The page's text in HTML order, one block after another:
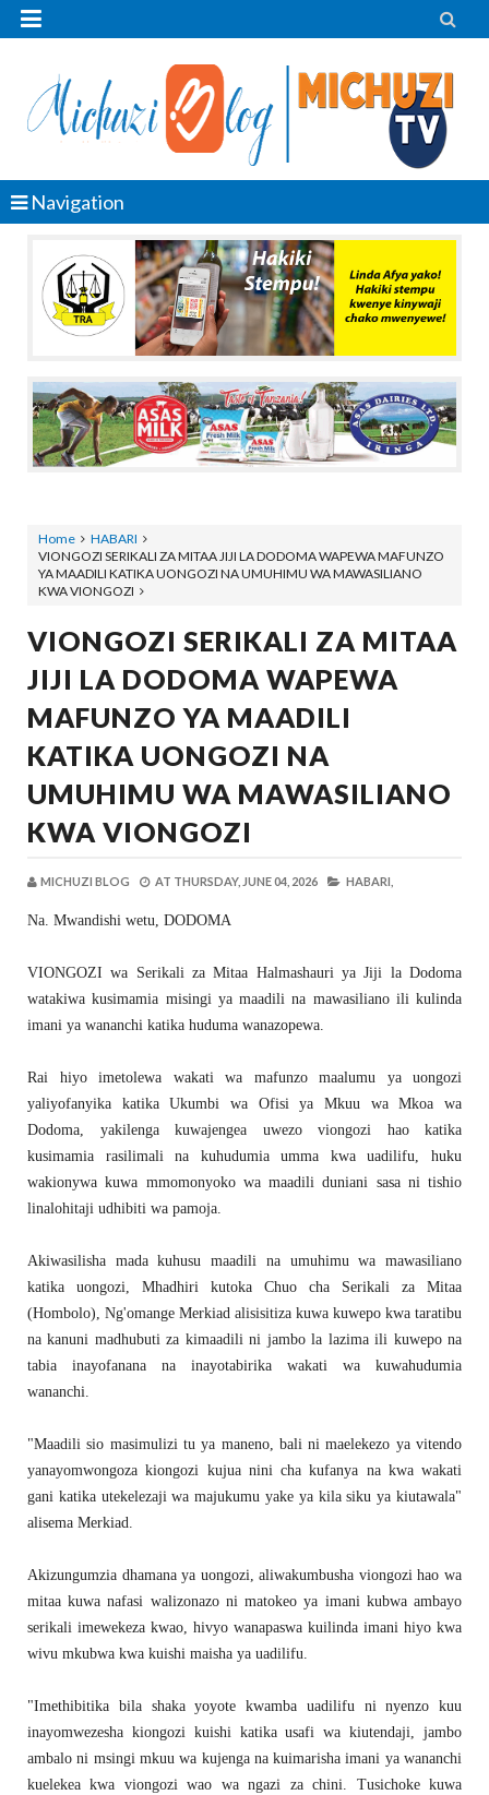
 
Navigation
Home
HABARI
VIONGOZI SERIKALI ZA MITAA JIJI LA DODOMA WAPEWA MAFUNZO
YA MAADILI KATIKA UONGOZI NA UMUHIMU WA MAWASILIANO
KWA VIONGOZI
VIONGOZI SERIKALI ZA MITAA
JIJI LA DODOMA WAPEWA
MAFUNZO YA MAADILI
KATIKA UONGOZI NA
UMUHIMU WA MAWASILIANO
KWA VIONGOZI
MICHUZI BLOG AT THURSDAY, JUNE 04, 2026 HABARI,
Na. Mwandishi wetu, DODOMA
VIONGOZI wa Serikali za Mitaa Halmashauri ya Jiji la Dodoma
watakiwa kusimamia misingi ya maadili na mawasiliano ili kulinda
imani ya wananchi katika huduma wanazopewa.
Rai hiyo imetolewa wakati wa mafunzo maalumu ya uongozi
yaliyofanyika katika Ukumbi wa Ofisi ya Mkuu wa Mkoa wa
Dodoma, yakilenga kuwajengea uwezo viongozi hao katika
kusimamia rasilimali na kuhudumia umma kwa uadilifu, huku
wakionywa kuwa mmomonyoko wa maadili duniani sasa ni tishio
linalohitaji udhibiti wa pamoja.
Akiwasilisha mada kuhusu maadili na umuhimu wa mawasiliano
katika uongozi, Mhadhiri kutoka Chuo cha Serikali za Mitaa
(Hombolo), Ng'omange Merkiad alisisitiza kuwa kuwepo kwa taratibu
na kanuni madhubuti za kimaadili ni jambo la lazima ili kuwepo na
tabia inayofanana na inayotabirika wakati wa kuwahudumia
wananchi.
"Maadili sio masimulizi tu ya maneno, bali ni maelekezo ya vitendo
yanayomwongoza kiongozi kujua nini cha kufanya na kwa wakati
gani katika utekelezaji wa majukumu yake ya kila siku ya kiutawala"
alisema Merkiad.
Akizungumzia dhamana ya uongozi, aliwakumbusha viongozi hao wa
mitaa kuwa nafasi walizonazo ni matokeo ya imani kubwa ambayo
serikali imewekeza kwao, hivyo wanapaswa kuilinda imani hiyo kwa
wivu mkubwa kwa kuishi maisha ya uadilifu.
"Imethibitika bila shaka yoyote kwamba uadilifu ni nyenzo kuu
inayomwezesha kiongozi kuishi katika usafi wa kiutendaji, jambo
ambalo ni msingi mkuu wa kujenga na kuimarisha imani ya wananchi
kuelekea kwa viongozi wao wa ngazi za chini. Tusichoke kuwa